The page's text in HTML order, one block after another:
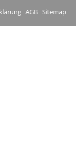
AGB Sitemap